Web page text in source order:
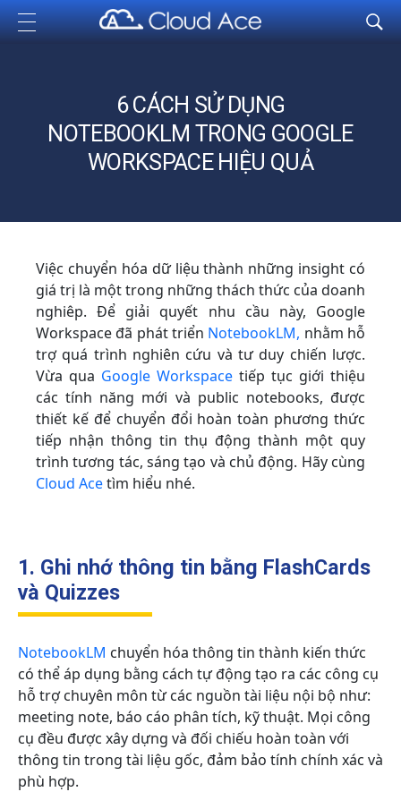
Cloud Ace
Nhà cung cấp giải pháp trên GCP cho doanh nghiệp
6 CÁCH SỬ DỤNG
NOTEBOOKLM TRONG GOOGLE
WORKSPACE HIỆU QUẢ
Việc chuyển hóa dữ liệu thành những insight có
giá trị là một trong những thách thức của doanh
nghiêp. Để giải quyết nhu cầu này, Google
Workspace đã phát triển NotebookLM, nhằm hỗ
trợ quá trình nghiên cứu và tư duy chiến lược.
Vừa qua Google Workspace tiếp tục giới thiệu
các tính năng mới và public notebooks, được
thiết kế để chuyển đổi hoàn toàn phương thức
tiếp nhận thông tin thụ động thành một quy
trình tương tác, sáng tạo và chủ động. Hãy cùng
Cloud Acetìm hiểu nhé.
1. Ghi nhớ thông tin bằng FlashCards
và Quizzes
NotebookLM chuyển hóa thông tin thành kiến thức
có thể áp dụng bằng cách tự động tạo ra các công cụ
hỗ trợ chuyên môn từ các nguồn tài liệu nội bộ như:
meeting note, báo cáo phân tích, kỹ thuật. Mọi công
cụ đều được xây dựng và đối chiếu hoàn toàn với
thông tin trong tài liệu gốc, đảm bảo tính chính xác và
phù hợp.